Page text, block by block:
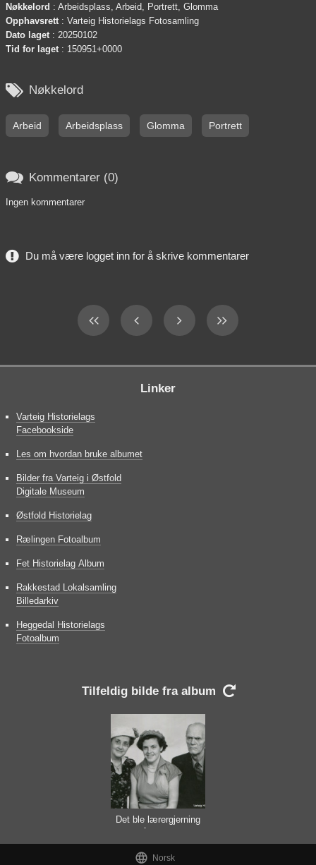
Nøkkelord : Arbeidsplass, Arbeid, Portrett, Glomma
Opphavsrett : Varteig Historielags Fotosamling
Dato laget : 20250102
Tid for laget : 150951+0000
 Nøkkelord
Arbeid Arbeidsplass Glomma Portrett
 Kommentarer (0)
Ingen kommentarer
Du må være logget inn for å skrive kommentarer
Linker
Varteig Historielags
Facebookside
Les om hvordan bruke albumet
Bilder fra Varteig i Østfold
Digitale Museum
Østfold Historielag
Rælingen Fotoalbum
Fet Historielag Album
Rakkestad Lokalsamling
Billedarkiv
Heggedal Historielags
Fotoalbum
Tilfeldig bilde fra album 
Det ble lærergjerning
 Norsk